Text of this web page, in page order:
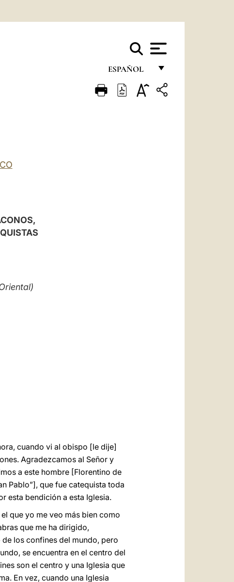
ESPAÑOL
FRANÇAIS
cuando vi al obispo [le dije]
Agradezcamos al Señor y
a este hombre [Florentino de
Pablo”], que fue catequista toda
esta bendición a esta Iglesia.
que yo me veo más bien como
que me ha dirigido,
los confines del mundo, pero
se encuentra en el centro del
son el centro y una Iglesia que
En vez, cuando una Iglesia